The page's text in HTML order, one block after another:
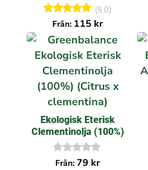
Betygsatt
av 5
(5.0)
Från: 115 kr
Ekologisk Eterisk
Clementinolja (100%)
IFrån:79 kr